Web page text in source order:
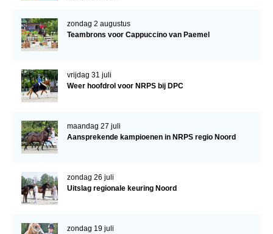
Paard te koop
Inloggen
CONTACT
REGIO'S
Bestuur Regio Noord
Regio Midden
Bestuur Regio Midden
Regio West
zondag 2 augustus
Teambrons voor Cappuccino van Paemel
vrijdag 31 juli
Weer hoofdrol voor NRPS bij DPC
maandag 27 juli
Aansprekende kampioenen in NRPS regio Noord
zondag 26 juli
Uitslag regionale keuring Noord
zondag 19 juli